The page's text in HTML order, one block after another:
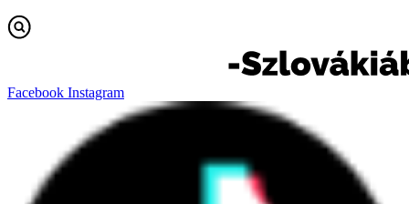
Facebook Instagram